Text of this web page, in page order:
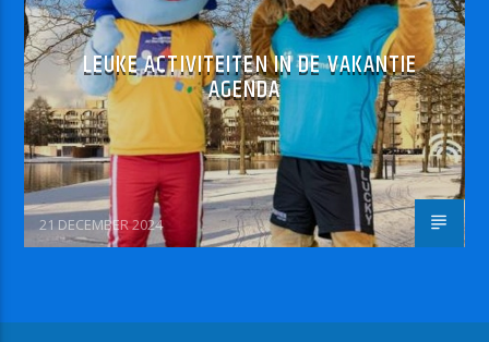
LEUKE ACTIVITEITEN IN DE VAKANTIE
AGENDA
21 DECEMBER 2024